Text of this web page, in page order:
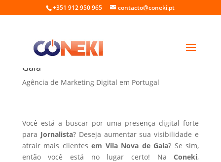
+351 912 950 965 contacto@coneki.pt
Fazer site para Jornalista em Vila Nova de
Gaia
Agência de Marketing Digital em Portugal
Você está a buscar por uma presença digital forte
para Jornalista? Deseja aumentar sua visibilidade e
atrair mais clientesem Vila Nova de Gaia? Se sim,
então você está no lugar certo! NaConeki,